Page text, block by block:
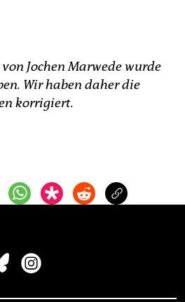
Jochen Marwede wurde
Wir haben daher die
korrigiert.